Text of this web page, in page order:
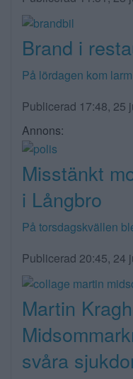
Brand i
På lördagen kom
Publicerad 17:48, 25
Annons:
Misstänkt
i Långbro
På torsdagskvällen
Publicerad 20:45, 24
Martin
svåra